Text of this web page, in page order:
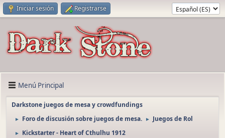
Iniciar sesión Registrarse
Menú Principal
Darkstone juegos de mesa y crowdfundings
► Foro de discusión sobre juegos de mesa. ► Juegos de Rol
► Kickstarter - Heart of Cthulhu 1912